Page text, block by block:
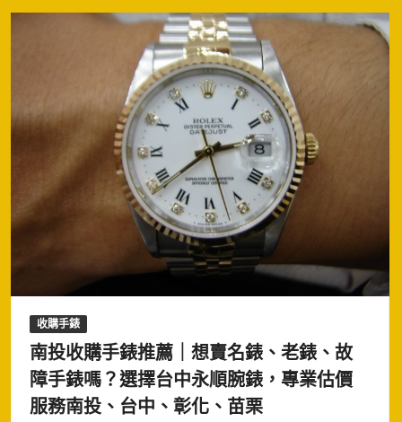
收購手錶
南投收購手錶推薦｜想賣名錶、老錶、故
障手錶嗎？選擇台中永順腕錶，專業估價
服務南投、台中、彰化、苗栗